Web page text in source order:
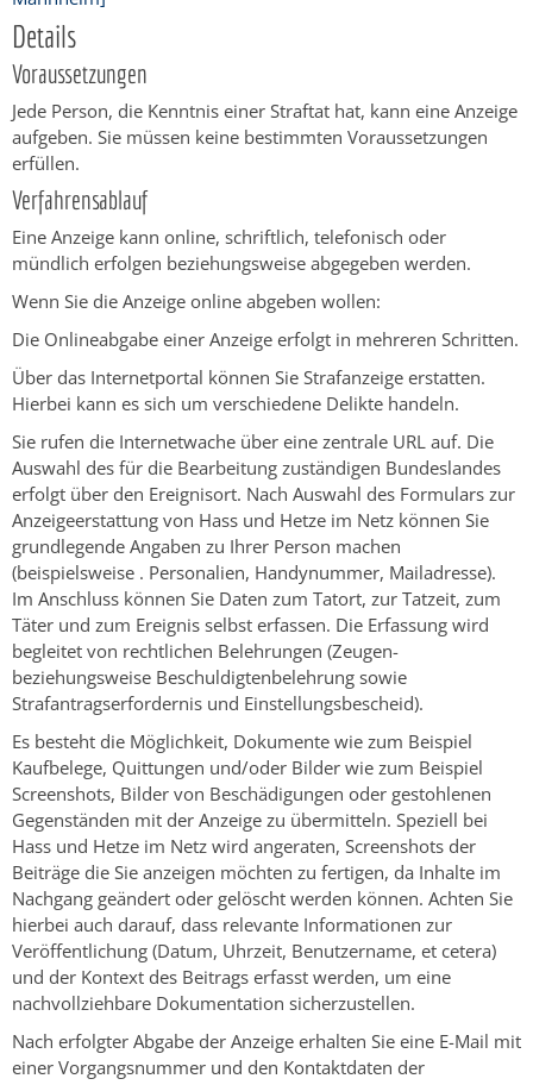
Details
Voraussetzungen
Jede Person, die Kenntnis einer Straftat hat, kann eine Anzeige
aufgeben. Sie müssen keine bestimmten Voraussetzungen
erfüllen.
Verfahrensablauf
Eine Anzeige kann online, schriftlich, telefonisch oder
mündlich erfolgen beziehungsweise abgegeben werden.
Wenn Sie die Anzeige online abgeben wollen:
Die Onlineabgabe einer Anzeige erfolgt in mehreren Schritten.
Über das Internetportal können Sie Strafanzeige erstatten.
Hierbei kann es sich um verschiedene Delikte handeln.
Sie rufen die Internetwache über eine zentrale URL auf. Die
Auswahl des für die Bearbeitung zuständigen Bundeslandes
erfolgt über den Ereignisort. Nach Auswahl des Formulars zur
Anzeigeerstattung von Hass und Hetze im Netz können Sie
grundlegende Angaben zu Ihrer Person machen
(beispielsweise . Personalien, Handynummer, Mailadresse).
Im Anschluss können Sie Daten zum Tatort, zur Tatzeit, zum
Täter und zum Ereignis selbst erfassen. Die Erfassung wird
begleitet von rechtlichen Belehrungen (Zeugen-
beziehungsweise Beschuldigtenbelehrung sowie
Strafantragserfordernis und Einstellungsbescheid).
Es besteht die Möglichkeit, Dokumente wie zum Beispiel
Kaufbelege, Quittungen und/oder Bilder wie zum Beispiel
Screenshots, Bilder von Beschädigungen oder gestohlenen
Gegenständen mit der Anzeige zu übermitteln. Speziell bei
Hass und Hetze im Netz wird angeraten, Screenshots der
Beiträge die Sie anzeigen möchten zu fertigen, da Inhalte im
Nachgang geändert oder gelöscht werden können. Achten Sie
hierbei auch darauf, dass relevante Informationen zur
Veröffentlichung (Datum, Uhrzeit, Benutzername, et cetera)
und der Kontext des Beitrags erfasst werden, um eine
nachvollziehbare Dokumentation sicherzustellen.
Nach erfolgter Abgabe der Anzeige erhalten Sie eine E-Mail mit
einer Vorgangsnummer und den Kontaktdaten der